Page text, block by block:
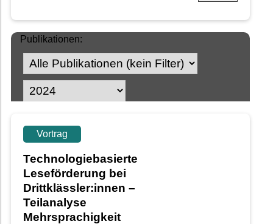
Publikationen:
Vortrag
Technologiebasierte
Leseförderung bei
Drittklässler:innen –
Teilanalyse
Mehrsprachigkeit